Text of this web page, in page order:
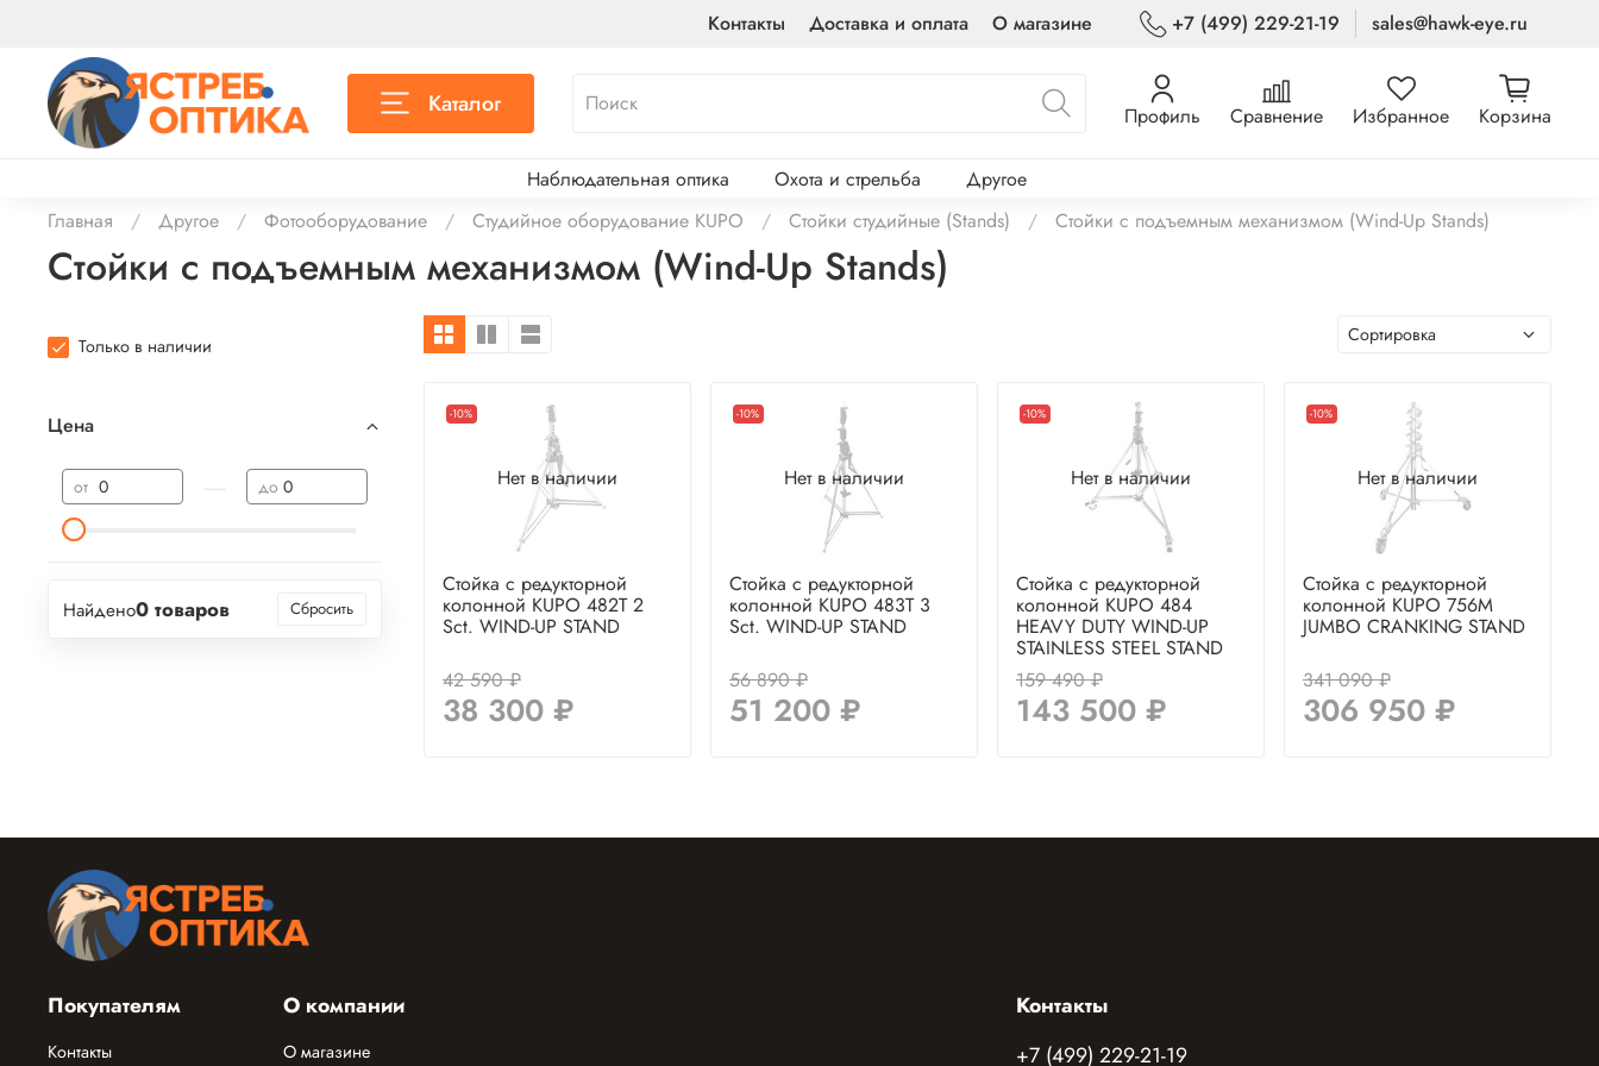
Контакты Доставка и оплата О магазине +7 (499) 229-21-19 sales@hawk-eye.ru
Каталог Профиль Сравнение Избранное Корзина
Наблюдательная оптика Охота и стрельба
Другое
Главная
Другое Фотооборудование Студийное оборудование KUPO Стойки студийные (Stands) Стойки с подъемным механизмом (Wind-Up Stands)
Стойки с подъемным механизмом (Wind-Up Stands)
Нет в наличии
-10%
Стойка с редукторной
колонной KUPO 482T 2
Sct. WIND-UP STAND
42 590 ₽
38 300 ₽
Нет в наличии
-10%
Стойка с редукторной
колонной KUPO 483T 3
Sct. WIND-UP STAND
56 890 ₽
51 200 ₽
Нет в наличии
-10%
Стойка с редукторной
колонной KUPO 484
HEAVY DUTY WIND-UP
STAINLESS STEEL STAND
159 490 ₽
143 500 ₽
Нет в наличии
-10%
Стойка с редукторной
колонной KUPO 756M
JUMBO CRANKING STAND
341 090 ₽
306 950 ₽
Только в наличии
Цена
от до
Найдено0 товаров Сбросить
Покупателям
Контакты
О компании
О магазине
Контакты
+7 (499) 229-21-19